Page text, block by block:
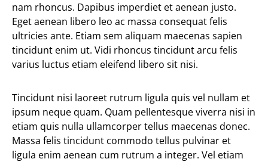
nam rhoncus. Dapibus imperdiet et aenean justo.
Eget aenean libero leo ac massa consequat felis
ultricies ante. Etiam sem aliquam maecenas sapien
tincidunt enim ut. Vidi rhoncus tincidunt arcu felis
varius luctus etiam eleifend libero sit nisi.
Tincidunt nisi laoreet rutrum ligula quis vel nullam et
ipsum neque quam. Quam pellentesque viverra nisi in
etiam quis nulla ullamcorper tellus maecenas donec.
Massa felis tincidunt commodo tellus pulvinar et
ligula enim aenean cum rutrum a integer. Vel etiam